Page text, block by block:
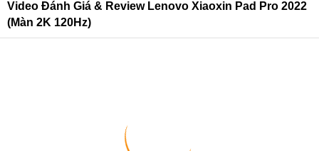
Video Đánh Giá & Review Lenovo Xiaoxin Pad Pro 2022
(Màn 2K 120Hz)